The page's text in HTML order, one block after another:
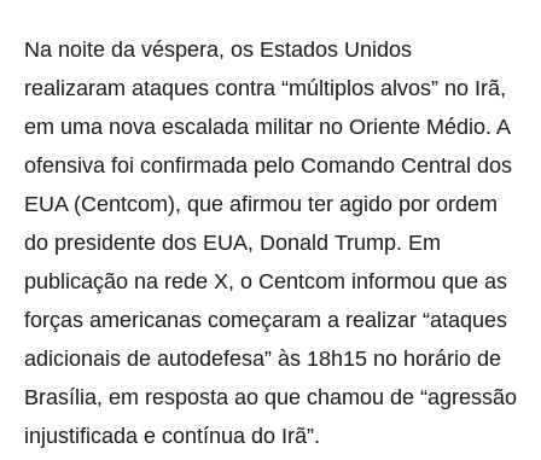
Na noite da véspera, os Estados Unidos
realizaram ataques contra “múltiplos alvos” no Irã,
em uma nova escalada militar no Oriente Médio. A
ofensiva foi confirmada pelo Comando Central dos
EUA (Centcom), que afirmou ter agido por ordem
do presidente dos EUA, Donald Trump. Em
publicação na rede X, o Centcom informou que as
forças americanas começaram a realizar “ataques
adicionais de autodefesa” às 18h15 no horário de
Brasília, em resposta ao que chamou de “agressão
injustificada e contínua do Irã”.